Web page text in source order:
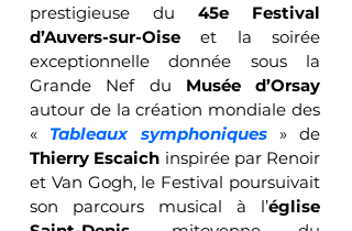
prestigieuse du 45e Festival
d’Auvers-sur-Oise et la soirée
exceptionnelle donnée sous la
Grande Nef du Musée d’Orsay
autour de la création mondiale des
« Tableaux symphoniques
Thierry Escaich inspirée par Renoir
et Van Gogh, le Festival poursuivait
son parcours musical à l’église